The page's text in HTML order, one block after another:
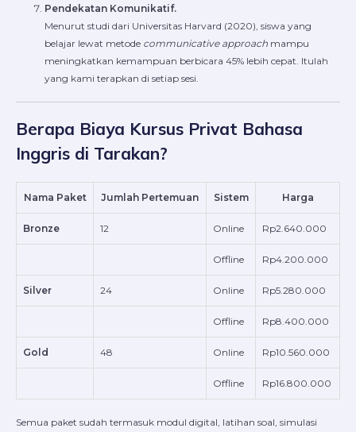
Pendekatan Komunikatif.
Menurut studi dari Universitas Harvard (2020), siswa yang
belajar lewat metode communicative approach mampu
meningkatkan kemampuan berbicara 45% lebih cepat. Itulah
yang kami terapkan di setiap sesi.
Berapa Biaya Kursus Privat Bahasa
Inggris di Tarakan?
Nama Paket Jumlah Pertemuan Sistem Harga
Bronze 12 Online Rp2.640.000
Offline Rp4.200.000
Silver 24 Online Rp5.280.000
Offline Rp8.400.000
Gold 48 Online Rp10.560.000
Offline Rp16.800.000
Semua paket sudah termasuk modul digital, latihan soal, simulasi